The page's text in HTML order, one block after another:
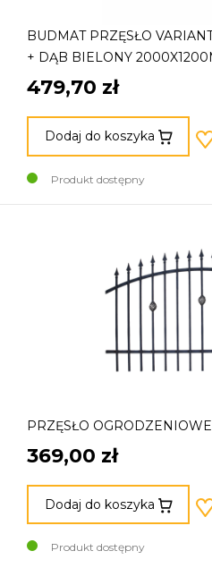
BUDMAT PRZĘSŁO
+ DĄB BIELONY
479,70 zł
Dodaj do koszyka
Produkt dostępny
PRZĘSŁO
369,00 zł
Dodaj do koszyka
Produkt dostępny